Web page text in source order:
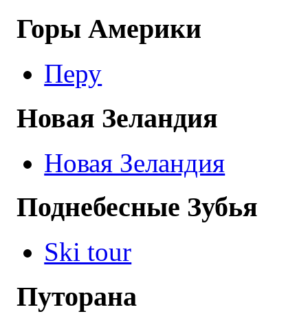
Горы Америки
Перу
Новая Зеландия
Новая Зеландия
Поднебесные Зубья
Ski tour
Путорана